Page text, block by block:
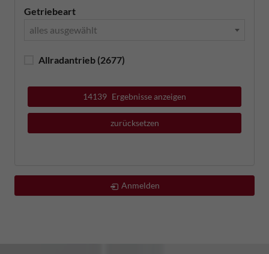
Getriebeart
alles ausgewählt
Allradantrieb (2677)
14139 Ergebnisse anzeigen
zurücksetzen
Anmelden